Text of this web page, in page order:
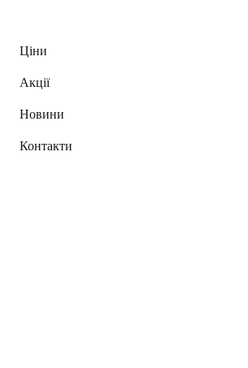
Ціни
Акції
Новини
Контакти